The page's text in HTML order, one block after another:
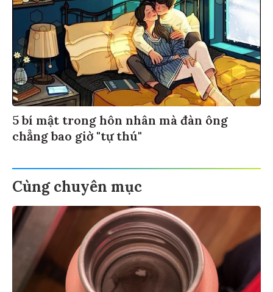
5 bí mật trong hôn nhân mà đàn ông
chẳng bao giờ "tự thú"
Cùng chuyên mục